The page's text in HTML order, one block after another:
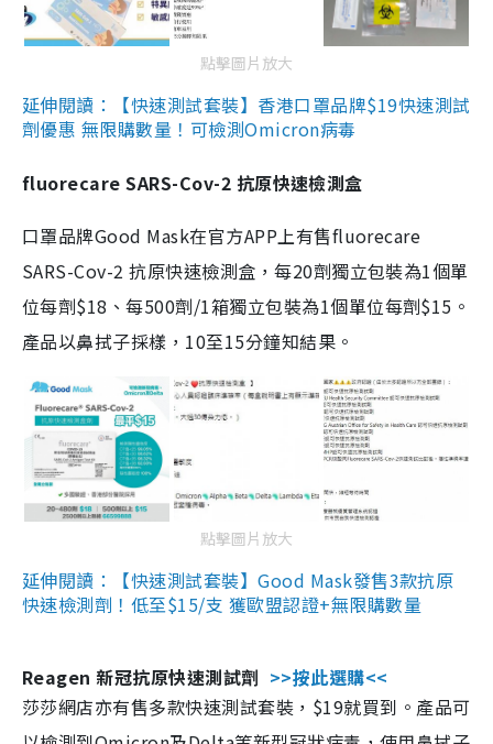
點擊圖片放大
延伸閱讀：【快速測試套裝】香港口罩品牌$19快速測試
劑優惠 無限購數量！可檢測Omicron病毒
fluorecare SARS-Cov-2 抗原快速檢測盒
口罩品牌Good Mask在官方APP上有售fluorecare
SARS-Cov-2 抗原快速檢測盒，每20劑獨立包裝為1個單
位每劑$18、每500劑/1箱獨立包裝為1個單位每劑$15。
產品以鼻拭子採樣，10至15分鐘知結果。
點擊圖片放大
延伸閱讀：【快速測試套裝】Good Mask發售3款抗原
快速檢測劑！低至$15/支 獲歐盟認證+無限購數量
Reagen 新冠抗原快速測試劑 >>按此選購<<
莎莎網店亦有售多款快速測試套裝，$19就買到。產品可